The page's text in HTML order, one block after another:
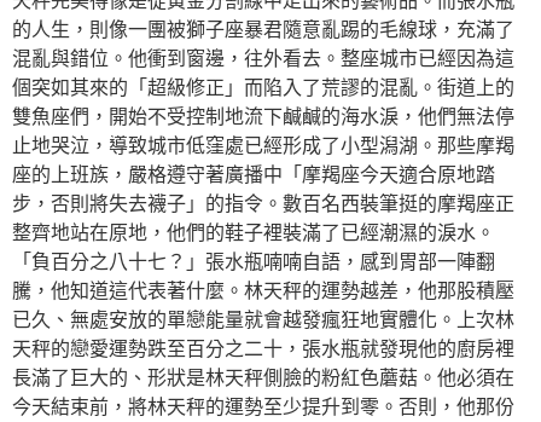
的人生，則像一團被獅子座暴君隨意亂踢的毛線球，充滿了
混亂與錯位。他衝到窗邊，往外看去。整座城市已經因為這
個突如其來的「超級修正」而陷入了荒謬的混亂。街道上的
雙魚座們，開始不受控制地流下鹹鹹的海水淚，他們無法停
止地哭泣，導致城市低窪處已經形成了小型潟湖。那些摩羯
座的上班族，嚴格遵守著廣播中「摩羯座今天適合原地踏
步，否則將失去襪子」的指令。數百名西裝筆挺的摩羯座正
整齊地站在原地，他們的鞋子裡裝滿了已經潮濕的淚水。
「負百分之八十七？」張水瓶喃喃自語，感到胃部一陣翻
騰，他知道這代表著什麼。林天秤的運勢越差，他那股積壓
已久、無處安放的單戀能量就會越發瘋狂地實體化。上次林
天秤的戀愛運勢跌至百分之二十，張水瓶就發現他的廚房裡
長滿了巨大的、形狀是林天秤側臉的粉紅色蘑菇。他必須在
今天結束前，將林天秤的運勢至少提升到零。否則，他那份